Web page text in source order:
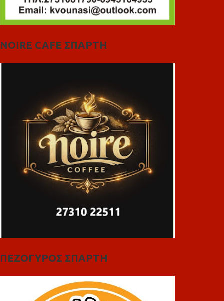
NOIRE CAFE ΣΠΑΡΤΗ
ΠΕΖΟΓΥΡΟΣ ΣΠΑΡΤΗ